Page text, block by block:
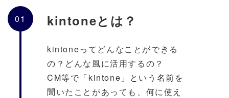
01 kintoneとは？
kintoneってどんなことができる
の？どんな風に活用するの？
CM等で「kintone」という名前を
聞いたことがあっても、何に使え